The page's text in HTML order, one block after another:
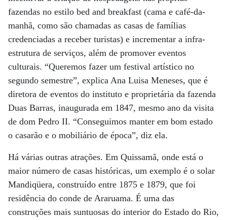
fazendas no estilo bed and breakfast (cama e café-da-
manhã, como são chamadas as casas de famílias
credenciadas a receber turistas) e incrementar a infra-
estrutura de serviços, além de promover eventos
culturais. “Queremos fazer um festival artístico no
segundo semestre”, explica Ana Luisa Meneses, que é
diretora de eventos do instituto e proprietária da fazenda
Duas Barras, inaugurada em 1847, mesmo ano da visita
de dom Pedro II. “Conseguimos manter em bom estado
o casarão e o mobiliário de época”, diz ela.
Há várias outras atrações. Em Quissamã, onde está o
maior número de casas históricas, um exemplo é o solar
Mandiqüera, construído entre 1875 e 1879, que foi
residência do conde de Araruama. É uma das
construções mais suntuosas do interior do Estado do Rio,